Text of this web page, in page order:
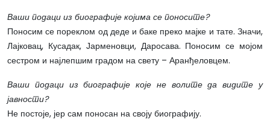
Ваши подаци из биографије којима се поносите?
Поносим се пореклом од деде и баке преко мајке и тате. Значи,
Лајковац, Кусадак, Јарменовци, Даросава. Поносим се мојом
сестром и најлепшим градом на свету – Аранђеловцем.
Ваши подаци из биографије које не волите да видите у
јавности?
Не постоје, јер сам поносан на своју биографију.